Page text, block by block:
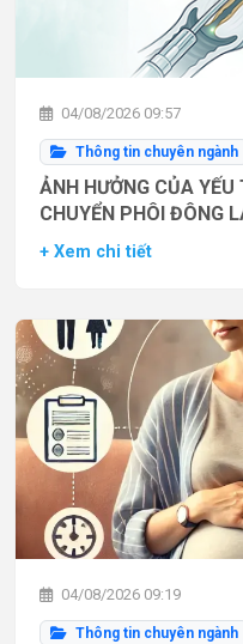
04/08/2026 09:57
Thông tin chuyên ngành
ẢNH HƯỞNG CỦA
CHUYỂN PHÔI ĐÔNG
+ Xem chi tiết
04/08/2026 09:19
Thông tin chuyên ngành